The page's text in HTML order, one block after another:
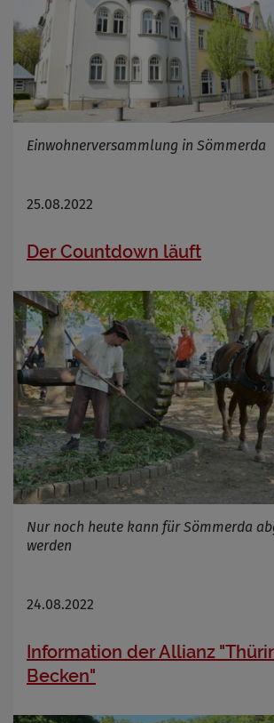
Einwohnerversammlung in Sömmerda
25.08.2022
Der Countdown läuft
Nur noch heute kann für Sömmerda
werden
24.08.2022
Information der Allianz
Becken"